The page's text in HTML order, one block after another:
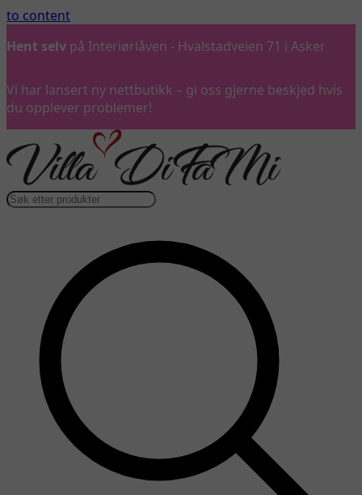
to content
Hent selv på Interiørlåven - Hvalstadveien 71 i Asker
Vi har lansert ny nettbutikk – gi oss gjerne beskjed hvis
du opplever problemer!